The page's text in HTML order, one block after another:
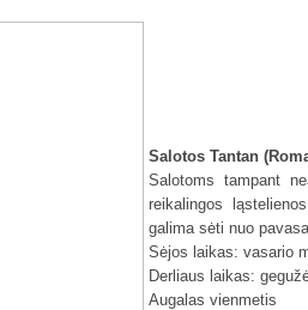
Salotos Tantan
Salotoms tampant
reikalingos
galima sėti nuo
Sėjos laikas: vasario
Derliaus laikas:
Augalas vienmetis